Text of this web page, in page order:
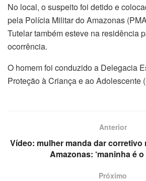
No local, o suspeito foi detido e
pela Polícia Militar do Amazonas
Tutelar também esteve na residência
ocorrência.
O homem foi conduzido a Delegacia
Proteção à Criança e ao Adolescente
Anterior
Vídeo: mulher manda dar corretivo
Amazonas: ‘maninha é o
Próximo